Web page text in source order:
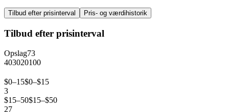
Tilbud efter prisinterval Pris- og værdihistorik
Tilbud efter prisinterval
Opslag73
403020100
$0–15$0–$15
3
$15–50$15–$50
27